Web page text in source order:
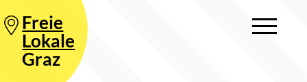
Freie
Lokale
Graz